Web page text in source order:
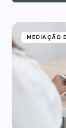
MEDIAÇÃO